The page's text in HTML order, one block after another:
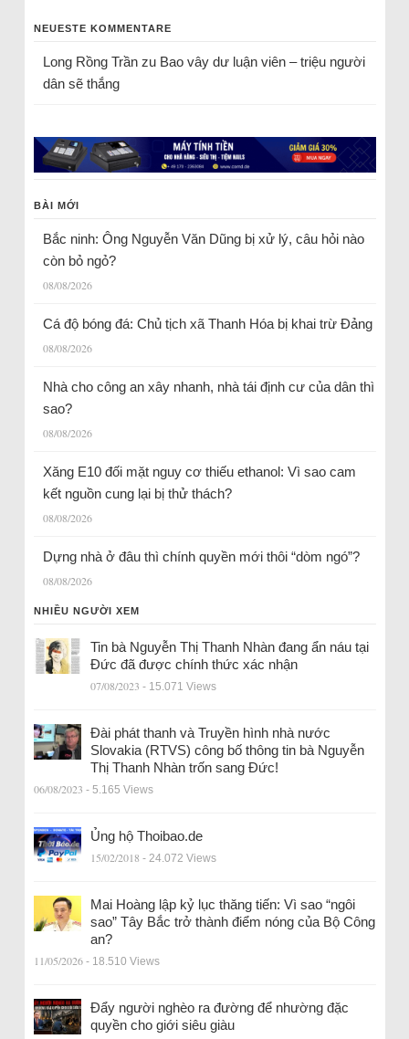
NEUESTE KOMMENTARE
Long Rồng Trầnzu Bao vây dư luận viên – triệu người
dân sẽ thắng
BÀI MỚI
Bắc ninh: Ông Nguyễn Văn Dũng bị xử lý, câu hỏi nào
còn bỏ ngỏ?
08/08/2026
Cá độ bóng đá: Chủ tịch xã Thanh Hóa bị khai trừ Đảng
08/08/2026
Nhà cho công an xây nhanh, nhà tái định cư của dân thì
sao?
08/08/2026
Xăng E10 đối mặt nguy cơ thiếu ethanol: Vì sao cam
kết nguồn cung lại bị thử thách?
08/08/2026
Dựng nhà ở đâu thì chính quyền mới thôi “dòm ngó”?
08/08/2026
NHIỀU NGƯỜI XEM
Tin bà Nguyễn Thị Thanh Nhàn đang ẩn náu tại
Đức đã được chính thức xác nhận
07/08/2023 - 15.071 Views
Đài phát thanh và Truyền hình nhà nước
Slovakia (RTVS) công bố thông tin bà Nguyễn
Thị Thanh Nhàn trốn sang Đức!
06/08/2023 - 5.165 Views
Ủng hộ Thoibao.de
15/02/2018 - 24.072 Views
Mai Hoàng lập kỷ lục thăng tiến: Vì sao “ngôi
sao” Tây Bắc trở thành điểm nóng của Bộ Công
an?
11/05/2026 - 18.510 Views
Đẩy người nghèo ra đường để nhường đặc
quyền cho giới siêu giàu